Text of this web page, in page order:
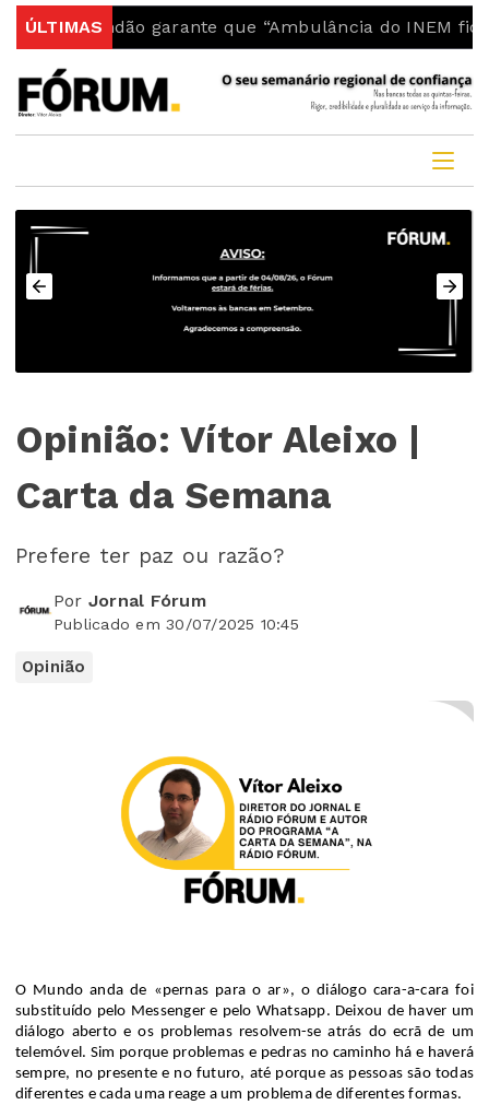
ÚLTIMAS
Fundão garante que “Ambulância do INEM fica no
Opinião: Vítor Aleixo |
Carta da Semana
Prefere ter paz ou razão?
Por Jornal Fórum
Publicado em 30/07/2025 10:45
Opinião
O Mundo andade «pernas para o ar», o diálogo cara-a-cara foi
substituído pelo Messenger e pelo Whatsapp. Deixou de haver um
diálogo aberto e os problemas resolvem-se atrás do ecrã de um
telemóvel. Sim porque problemas e pedras no caminho há e haverá
sempre, no presente e no futuro, até porque as pessoas são todas
diferentes e cada uma reage a um problema de diferentes formas.